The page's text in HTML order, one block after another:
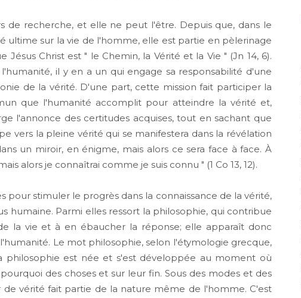
de recherche, et elle ne peut l'être. Depuis que, dans le
ultime sur la vie de l'homme, elle est partie en pèlerinage
Christ est " le Chemin, la Vérité et la Vie " (Jn 14, 6).
il y en a un qui engage sa responsabilité d'une
de la vérité. D'une part, cette mission fait participer la
que l'humanité accomplit pour atteindre la vérité et,
l'annonce des certitudes acquises, tout en sachant que
vers la pleine vérité qui se manifestera dans la révélation
un miroir, en énigme, mais alors ce sera face à face. À
alors je connaîtrai comme je suis connu " (1 Co 13, 12).
pour stimuler le progrès dans la connaissance de la vérité,
humaine. Parmi elles ressort la philosophie, qui contribue
la vie et à en ébaucher la réponse; elle apparaît donc
Le mot philosophie, selon l'étymologie grecque,
philosophie est née et s'est développée au moment où
des choses et sur leur fin. Sous des modes et des
vérité fait partie de la nature même de l'homme. C'est